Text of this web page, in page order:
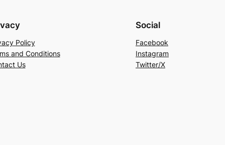
Policy
and Conditions
Us
Social
Facebook
Instagram
Twitter/X